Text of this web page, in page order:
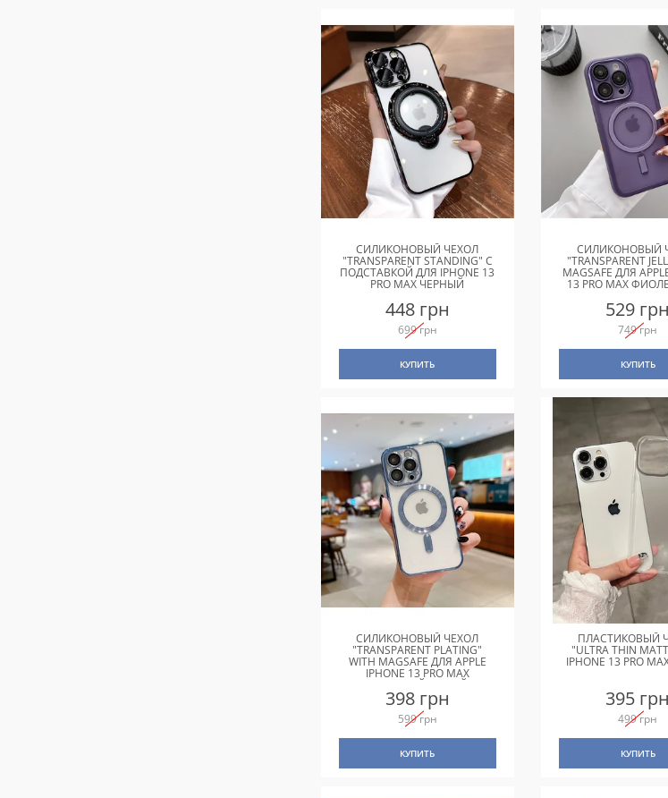
СИЛИКОНОВЫЙ ЧЕХОЛ
"TRANSPARENT STANDING" С
ПОДСТАВКОЙ ДЛЯ IPHONE 13
PRO MAX ЧЕРНЫЙ
448 грн
699 грн
КУПИТЬ
СИЛИКОНОВЫЙ
"TRANSPARENT
MAGSAFE ДЛЯ
13 PRO MAX
529 грн
749 грн
КУПИТЬ
СИЛИКОНОВЫЙ ЧЕХОЛ
"TRANSPARENT PLATING"
WITH MAGSAFE ДЛЯ APPLE
IPHONE 13 PRO MAX
СТАЛЬНОЙ СИНИЙ
398 грн
599 грн
КУПИТЬ
ПЛАСТИКОВЫЙ
"ULTRA THIN
IPHONE 13 PRO
395 грн
499 грн
КУПИТЬ